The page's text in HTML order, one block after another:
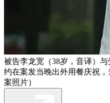
被告李龙宽（38岁，音译）
约在案发当晚出外用餐庆祝
案照片）